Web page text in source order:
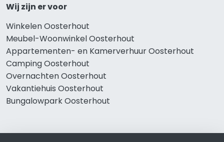
Wij zijn er voor
Winkelen Oosterhout
Meubel-Woonwinkel Oosterhout
Appartementen- en Kamerverhuur Oosterhout
Camping Oosterhout
Overnachten Oosterhout
Vakantiehuis Oosterhout
Bungalowpark Oosterhout